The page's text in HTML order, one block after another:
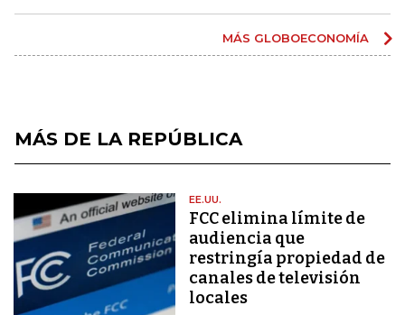
MÁS GLOBOECONOMÍA
MÁS DE LA REPÚBLICA
EE.UU.
FCC elimina límite de
audiencia que
restringía propiedad de
canales de televisión
locales